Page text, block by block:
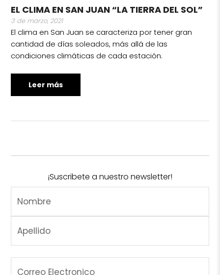
EL CLIMA EN SAN JUAN “LA TIERRA DEL SOL”
3 de marzo, 2021
El clima en San Juan se caracteriza por tener gran
cantidad de días soleados, más allá de las
condiciones climáticas de cada estación.
Leer más
¡Suscribete a nuestro newsletter!